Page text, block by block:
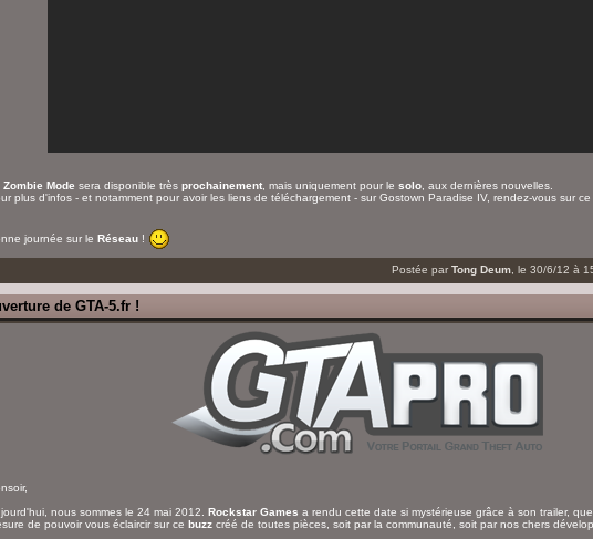
Zombie Mode sera disponible très prochainement, mais uniquement pour le solo, aux dernières nouvelles.
plus d'infos - et notamment pour avoir les liens de téléchargement - sur Gostown Paradise IV, rendez-vous sur ce
journée sur le Réseau!
Postée par Tong Deum, le 30/6/12 à
de GTA-5.fr !
nous sommes le 24 mai 2012. Rockstar Games a rendu cette date si mystérieuse grâce à son trailer,
de pouvoir vous éclaircir sur ce buzzcréé de toutes pièces, soit par la communauté, soit par nos chers